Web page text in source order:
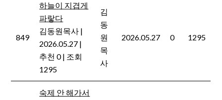
849
하늘이 지겹게
파랗다
김동원목사 |
2026.05.27 |
추천 0| 조회
1295
김
동
원
목
사
2026.05.27 0 1295
숙제 안 해가서